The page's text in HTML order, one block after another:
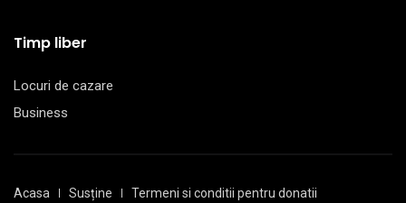
Timp liber
Locuri de cazare
Business
Acasa Susține Termeni si conditii pentru donatii